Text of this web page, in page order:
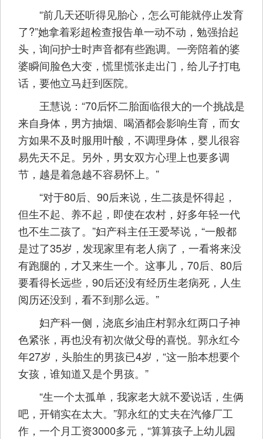
“前几天还听得见胎心，怎么可能就停止发育
了?”她拿着彩超检查报告单一动不动，勉强抬起
头，询问护士时声音都有些跑调。一旁陪着的婆
婆瞬间脸色大变，慌里慌张走出门，给儿子打电
话，要他立马赶到医院。
王慧说：“70后怀二胎面临很大的一个挑战是
来自身体，男方抽烟、喝酒都会影响生育，而女
方如果不及时服用叶酸，不调理身体，婴儿很容
易先天不足。另外，男女双方心理上也要多调
节，越是着急越不容易怀上。”
“对于80后、90后来说，生二孩是怀得起，
但生不起、养不起，即使在农村，好多年轻一代
也不生二孩了。”妇产科主任王爱琴说，“一般都
是过了35岁，发现家里有老人病了，一看将来没
有跑腿的，才又来生一个。这事儿，70后、80后
要看得长远些，90后还没有经历生老病死，人生
阅历还没到，看不到那么远。”
妇产科一侧，浇底乡油庄村郭永红两口子神
色紧张，再也没有初次做父母的喜悦。郭永红今
年27岁，头胎生的男孩已4岁，“这一胎本想要个
女孩，谁知道又是个男孩。”
“生一个太孤单，我家老大就不爱说话，生俩
吧，开销实在太大。”郭永红的丈夫在汽修厂工
作，一个月工资3000多元，“算算孩子上幼儿园